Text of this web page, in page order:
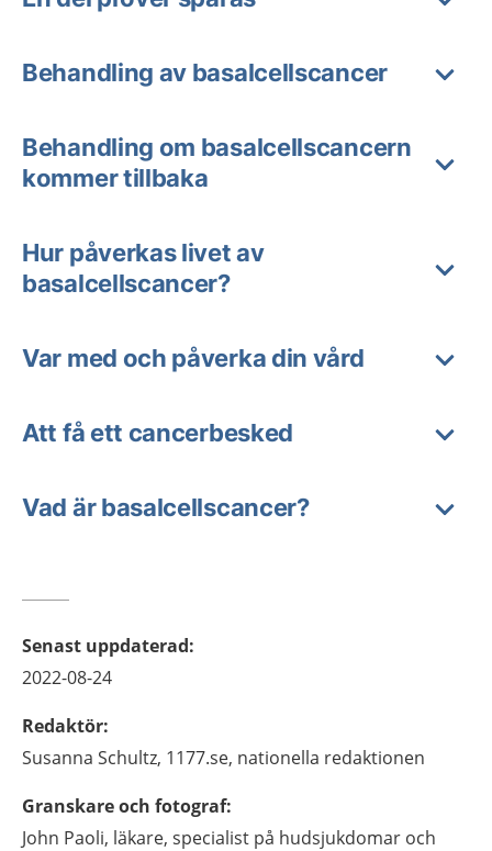
Behandling av basalcellscancer
Behandling om basalcellscancern
kommer tillbaka
Hur påverkas livet av
basalcellscancer?
Var med och påverka din vård
Att få ett cancerbesked
Vad är basalcellscancer?
Senast uppdaterad:
2022-08-24
Redaktör:
Susanna Schultz, 1177.se, nationella redaktionen
Granskare och fotograf:
John Paoli, läkare, specialist på hudsjukdomar och